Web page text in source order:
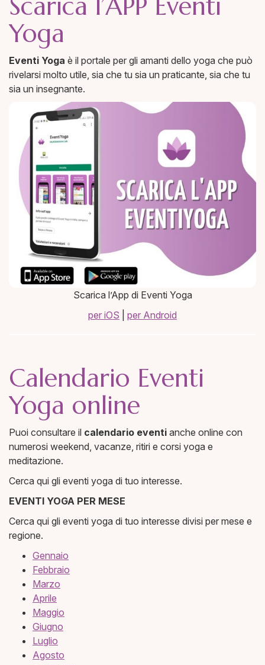
Scarica l’APP Eventi
Yoga
Eventi Yoga è il portale per gli amanti dello yoga che può
rivelarsi molto utile, sia che tu sia un praticante, sia che tu
sia un insegnante.
Scarica l’App di Eventi Yoga
per iOS
per Android
Calendario Eventi
Yoga online
Puoi consultare il calendario eventi anche online con
numerosi weekend, vacanze, ritiri e corsi yoga e
meditazione.
Cerca qui gli eventi yoga di tuo interesse.
EVENTI YOGA PER MESE
Cerca qui gli eventi yoga di tuo interesse divisi per mese e
regione.
Gennaio
Febbraio
Marzo
Aprile
Maggio
Giugno
Luglio
Agosto